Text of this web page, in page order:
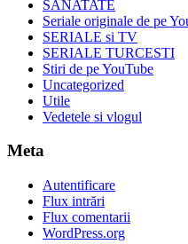
SANATATE
Seriale originale de pe
SERIALE si TV
SERIALE TURCESTI
Stiri de pe YouTube
Uncategorized
Utile
Vedetele si vlogul
Meta
Autentificare
Flux intrări
Flux comentarii
WordPress.org